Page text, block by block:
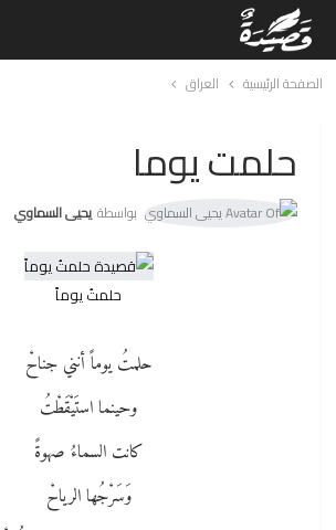
الصفحة الرئيسية العراق
حلمت يوما
بواسطة يحيى السماوي
حلمتُ يوماً
حلمتُ يوماً أنني جناحْ
وحينما استَيْقَطْتُ
كانت السماءُ صهوةً
وَسَرْجُها الرياحْ